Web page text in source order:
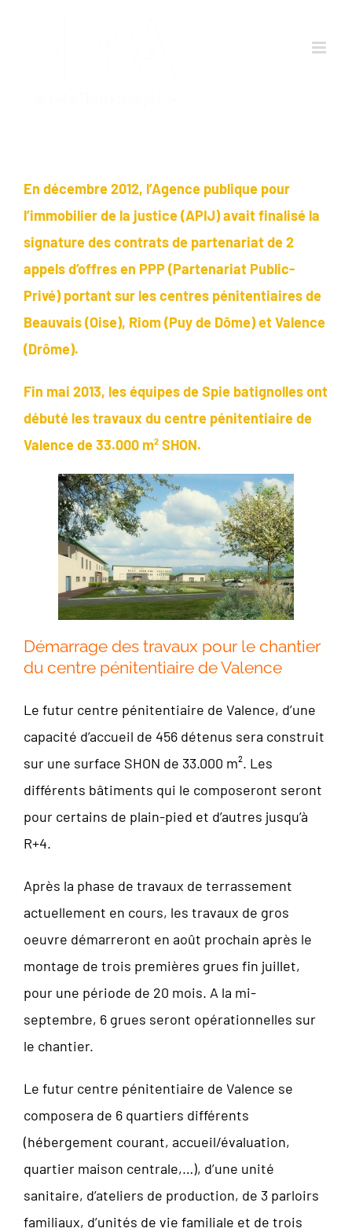
En décembre 2012, l’Agence publique pour
l’immobilier de la justice (APIJ) avait finalisé la
signature des contrats de partenariat de 2
appels d’offres en PPP (Partenariat Public-
Privé) portant sur les centres pénitentiaires de
Beauvais (Oise), Riom (Puy de Dôme) et Valence
(Drôme).
Fin mai 2013, les équipes de Spie batignolles ont
débuté les travaux du centre pénitentiaire de
Valence de 33.000 m² SHON.
Démarrage des travaux pour le chantier
du centre pénitentiaire de Valence
Le futur centre pénitentiaire de Valence, d’une
capacité d’accueil de 456 détenus sera construit
sur une surface SHON de 33.000 m². Les
différents bâtiments qui le composeront seront
pour certains de plain-pied et d’autres jusqu’à
R+4.
Après la phase de travaux de terrassement
actuellement en cours, les travaux de gros
oeuvre démarreront en août prochain après le
montage de trois premières grues fin juillet,
pour une période de 20 mois. A la mi-
septembre, 6 grues seront opérationnelles sur
le chantier.
Le futur centre pénitentiaire de Valence se
composera de 6 quartiers différents
(hébergement courant, accueil/évaluation,
quartier maison centrale,…), d’une unité
sanitaire, d’ateliers de production, de 3 parloirs
familiaux, d’unités de vie familiale et de trois